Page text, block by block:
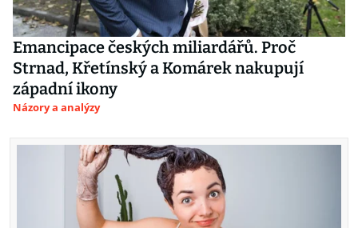
Emancipace českých miliardářů. Proč
Strnad, Křetínský a Komárek nakupují
západní ikony
Názory a analýzy